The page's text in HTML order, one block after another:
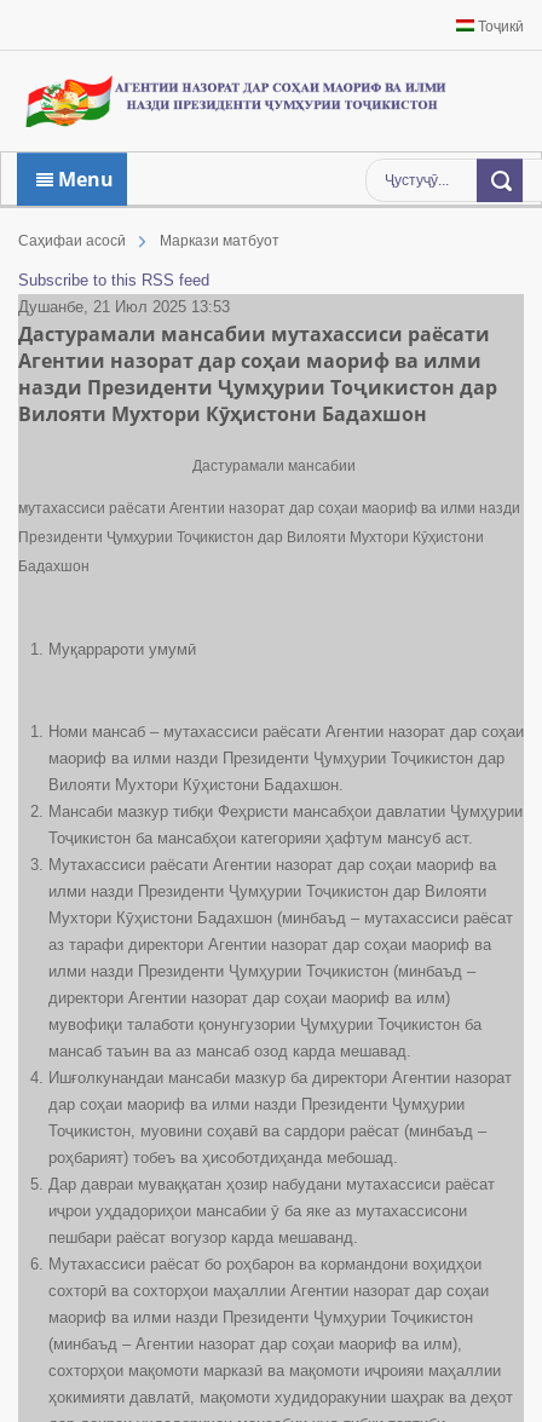
Тоҷикӣ
Menu
Саҳифаи асосӣ Маркази матбуот
Subscribe to this RSS feed
Душанбе, 21 Июл 2025 13:53
Дастурамали мансабии мутахассиси раёсати
Агентии назорат дар соҳаи маориф ва илми
назди Президенти Ҷумҳурии Тоҷикистон дар
Вилояти Мухтори Кӯҳистони Бадахшон
Дастурамали мансабии
мутахассиси раёсати Агентии назорат дар соҳаи маориф ва илми назди
Президенти Ҷумҳурии Тоҷикистон дар Вилояти Мухтори Кӯҳистони
Бадахшон
Муқаррароти умумӣ
Номи мансаб – мутахассиси раёсати Агентии назорат дар соҳаи
маориф ва илми назди Президенти Ҷумҳурии Тоҷикистон дар
Вилояти Мухтори Кӯҳистони Бадахшон.
Мансаби мазкур тибқи Феҳристи мансабҳои давлатии Ҷумҳурии
Тоҷикистон ба мансабҳои категорияи ҳафтум мансуб аст.
Мутахассиси раёсати Агентии назорат дар соҳаи маориф ва
илми назди Президенти Ҷумҳурии Тоҷикистон дар Вилояти
Мухтори Кӯҳистони Бадахшон (минбаъд – мутахассиси раёсат
аз тарафи директори Агентии назорат дар соҳаи маориф ва
илми назди Президенти Ҷумҳурии Тоҷикистон (минбаъд –
директори Агентии назорат дар соҳаи маориф ва илм)
мувофиқи талаботи қонунгузории Ҷумҳурии Тоҷикистон ба
мансаб таъин ва аз мансаб озод карда мешавад.
Ишғолкунандаи мансаби мазкур ба директори Агентии назорат
дар соҳаи маориф ва илми назди Президенти Ҷумҳурии
Тоҷикистон, муовини соҳавӣ ва сардори раёсат (минбаъд –
роҳбарият) тобеъ ва ҳисоботдиҳанда мебошад.
Дар давраи муваққатан ҳозир набудани мутахассиси раёсат
иҷрои уҳдадориҳои мансабии ӯ ба яке аз мутахассисони
пешбари раёсат вогузор карда мешаванд.
Мутахассиси раёсат бо роҳбарон ва кормандони воҳидҳои
сохторӣ ва сохторҳои маҳаллии Агентии назорат дар соҳаи
маориф ва илми назди Президенти Ҷумҳурии Тоҷикистон
(минбаъд – Агентии назорат дар соҳаи маориф ва илм),
сохторҳои мақомоти марказӣ ва мақомоти иҷроияи маҳаллии
ҳокимияти давлатӣ, мақомоти худидоракунии шаҳрак ва деҳот